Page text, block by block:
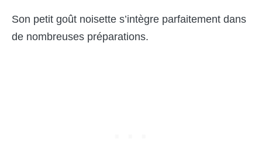
Son petit goût noisette s’intègre parfaitement dans
de nombreuses préparations.